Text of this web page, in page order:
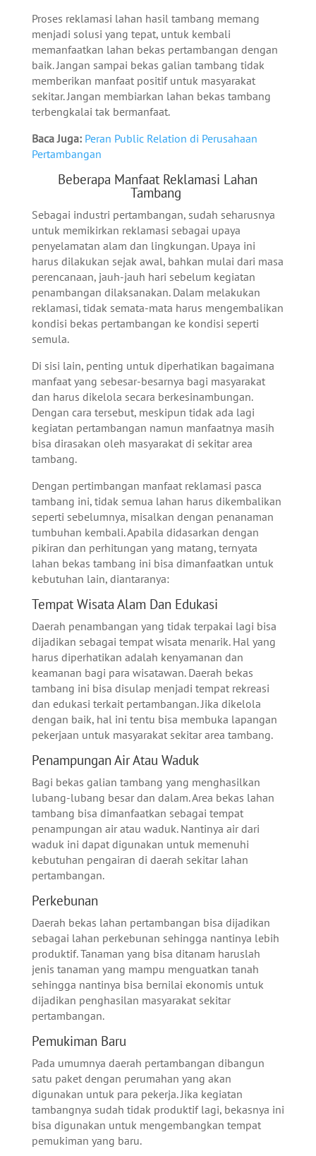
Proses reklamasi lahan hasil tambang memang
menjadi solusi yang tepat, untuk kembali
memanfaatkan lahan bekas pertambangan dengan
baik. Jangan sampai bekas galian tambang tidak
memberikan manfaat positif untuk masyarakat
sekitar. Jangan membiarkan lahan bekas tambang
terbengkalai tak bermanfaat.
Baca Juga: Peran Public Relation di Perusahaan
Pertambangan
Beberapa Manfaat Reklamasi Lahan
Tambang
Sebagai industri pertambangan, sudah seharusnya
untuk memikirkan reklamasi sebagai upaya
penyelamatan alam dan lingkungan. Upaya ini
harus dilakukan sejak awal, bahkan mulai dari masa
perencanaan, jauh-jauh hari sebelum kegiatan
penambangan dilaksanakan. Dalam melakukan
reklamasi, tidak semata-mata harus mengembalikan
kondisi bekas pertambangan ke kondisi seperti
semula.
Di sisi lain, penting untuk diperhatikan bagaimana
manfaat yang sebesar-besarnya bagi masyarakat
dan harus dikelola secara berkesinambungan.
Dengan cara tersebut, meskipun tidak ada lagi
kegiatan pertambangan namun manfaatnya masih
bisa dirasakan oleh masyarakat di sekitar area
tambang.
Dengan pertimbangan manfaat reklamasi pasca
tambang ini, tidak semua lahan harus dikembalikan
seperti sebelumnya, misalkan dengan penanaman
tumbuhan kembali. Apabila didasarkan dengan
pikiran dan perhitungan yang matang, ternyata
lahan bekas tambang ini bisa dimanfaatkan untuk
kebutuhan lain, diantaranya:
Tempat Wisata Alam Dan Edukasi
Daerah penambangan yang tidak terpakai lagi bisa
dijadikan sebagai tempat wisata menarik. Hal yang
harus diperhatikan adalah kenyamanan dan
keamanan bagi para wisatawan. Daerah bekas
tambang ini bisa disulap menjadi tempat rekreasi
dan edukasi terkait pertambangan. Jika dikelola
dengan baik, hal ini tentu bisa membuka lapangan
pekerjaan untuk masyarakat sekitar area tambang.
Penampungan Air Atau Waduk
Bagi bekas galian tambang yang menghasilkan
lubang-lubang besar dan dalam. Area bekas lahan
tambang bisa dimanfaatkan sebagai tempat
penampungan air atau waduk. Nantinya air dari
waduk ini dapat digunakan untuk memenuhi
kebutuhan pengairan di daerah sekitar lahan
pertambangan.
Perkebunan
Daerah bekas lahan pertambangan bisa dijadikan
sebagai lahan perkebunan sehingga nantinya lebih
produktif. Tanaman yang bisa ditanam haruslah
jenis tanaman yang mampu menguatkan tanah
sehingga nantinya bisa bernilai ekonomis untuk
dijadikan penghasilan masyarakat sekitar
pertambangan.
Pemukiman Baru
Pada umumnya daerah pertambangan dibangun
satu paket dengan perumahan yang akan
digunakan untuk para pekerja. Jika kegiatan
tambangnya sudah tidak produktif lagi, bekasnya ini
bisa digunakan untuk mengembangkan tempat
pemukiman yang baru.